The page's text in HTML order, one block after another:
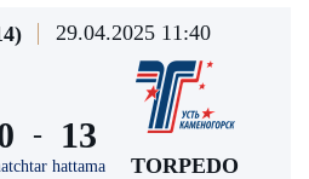
29.04.2025 11:40
-
hattama
13
TORPEDO